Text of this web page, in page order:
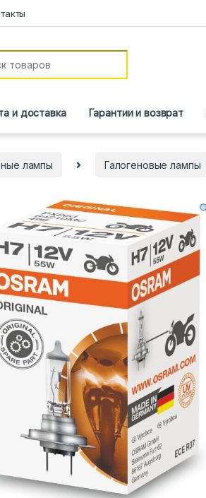
и доставка Гарантии и возврат
лампы Галогеновые лампы